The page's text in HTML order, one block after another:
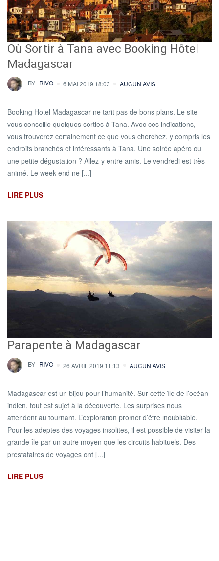
Où Sortir à Tana avec Booking Hôtel
Madagascar
BY RIVO 6 MAI 2019 18:03 AUCUN AVIS
Booking Hotel Madagascar ne tarit pas de bons plans. Le site
vous conseille quelques sorties à Tana. Avec ces indications,
vous trouverez certainement ce que vous cherchez, y compris les
endroits branchés et intéressants à Tana. Une soirée apéro ou
une petite dégustation ? Allez-y entre amis. Le vendredi est très
animé. Le week-end ne [...]
LIRE PLUS
Parapente à Madagascar
BY RIVO 26 AVRIL 2019 11:13 AUCUN AVIS
Madagascar est un bijou pour l’humanité. Sur cette île de l’océan
indien, tout est sujet à la découverte. Les surprises nous
attendent au tournant. L’exploration promet d’être inoubliable.
Pour les adeptes des voyages insolites, il est possible de visiter la
grande île par un autre moyen que les circuits habituels. Des
prestataires de voyages ont [...]
LIRE PLUS